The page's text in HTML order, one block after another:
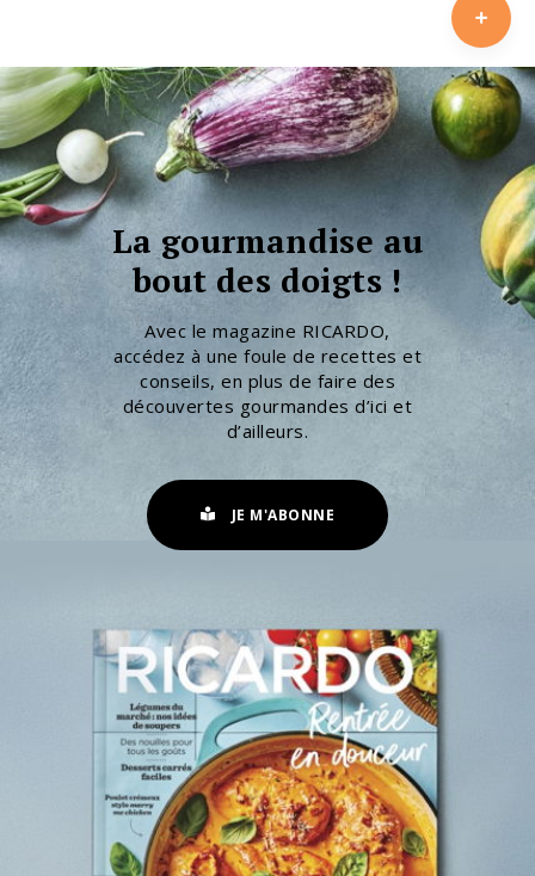
La gourmandise au
bout des doigts !
Avec le magazine RICARDO,
accédez à une foule de recettes et
conseils, en plus de faire des
découvertes gourmandes d’ici et
d’ailleurs.
JE M'ABONNE